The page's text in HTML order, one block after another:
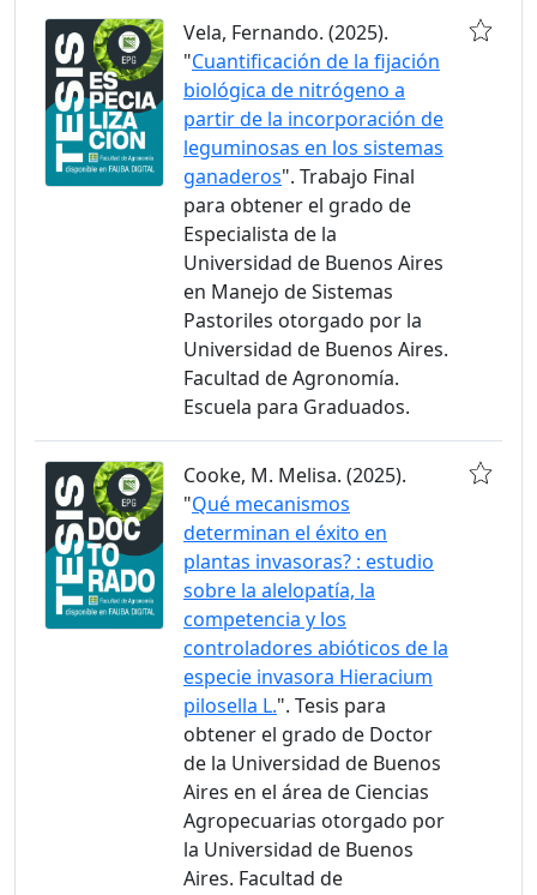
Vela, Fernando. (2025).
"Cuantificación de la fijación
biológica de nitrógeno a
partir de la incorporación de
leguminosas en los sistemas
ganaderos". Trabajo Final
para obtener el grado de
Especialista de la
Universidad de Buenos Aires
en Manejo de Sistemas
Pastoriles otorgado por la
Universidad de Buenos Aires.
Facultad de Agronomía.
Escuela para Graduados.
Cooke, M. Melisa. (2025).
"Qué mecanismos
determinan el éxito en
plantas invasoras? : estudio
sobre la alelopatía, la
competencia y los
controladores abióticos de la
especie invasora Hieracium
pilosella L.". Tesis para
obtener el grado de Doctor
de la Universidad de Buenos
Aires en el área de Ciencias
Agropecuarias otorgado por
la Universidad de Buenos
Aires. Facultad de